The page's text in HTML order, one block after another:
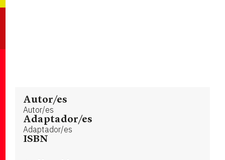
Autor/es
Autor/es
Adaptador/es
Adaptador/es
ISBN